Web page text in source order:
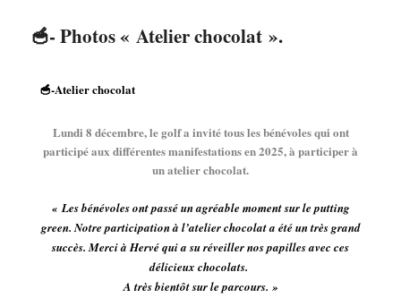
🥣- Photos « Atelier chocolat ».
🥣-Atelier chocolat
Lundi 8 décembre, le golf a invité tous les bénévoles qui ont
participé aux différentes manifestations en 2025, à participer à
un atelier chocolat.
« Les bénévoles ont passé un agréable moment sur le putting
green. Notre participation à l’atelier chocolat a été un très grand
succès. Merci à Hervé qui a su réveiller nos papilles avec ces
délicieux chocolats.
A très bientôt sur le parcours. »